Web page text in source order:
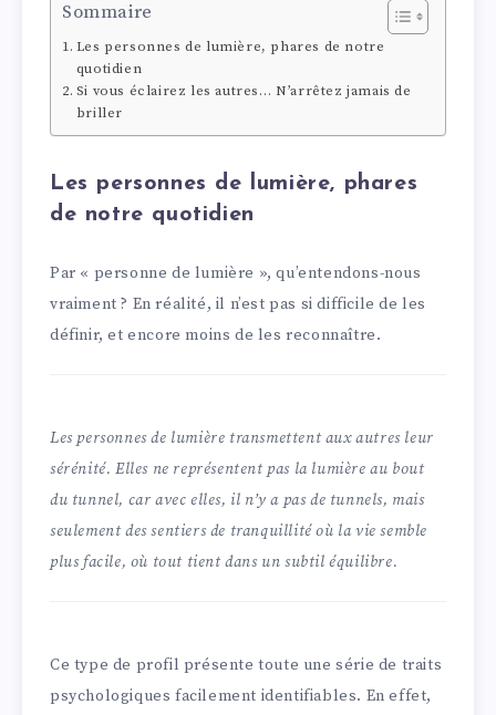
Sommaire
Les personnes de lumière, phares de notre
quotidien
Si vous éclairez les autres… N’arrêtez jamais de
briller
Les personnes de lumière, phares
de notre quotidien
Par « personne de lumière », qu’entendons-nous
vraiment ? En réalité, il n’est pas si difficile de les
définir, et encore moins de les reconnaître.
Les personnes de lumière transmettent aux autres leur
sérénité. Elles ne représentent pas la lumière au bout
du tunnel, car avec elles, il n’y a pas de tunnels, mais
seulement des sentiers de tranquillité où la vie semble
plus facile, où tout tient dans un subtil équilibre.
Ce type de profil présente toute une série de traits
psychologiques facilement identifiables. En effet,